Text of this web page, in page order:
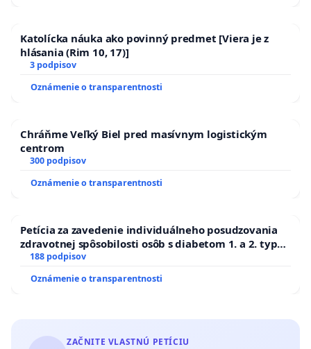
Katolícka náuka ako povinný predmet [Viera je z
hlásania (Rim 10, 17)]
3 podpisov
Oznámenie o transparentnosti
Chráňme Veľký Biel pred masívnym logistickým
centrom
300 podpisov
Oznámenie o transparentnosti
Petícia za zavedenie individuálneho posudzovania
zdravotnej spôsobilosti osôb s diabetom 1. a 2. typu
pri prijímaní do Policajného zboru SR
188 podpisov
Oznámenie o transparentnosti
ZAČNITE VLASTNÚ PETÍCIU